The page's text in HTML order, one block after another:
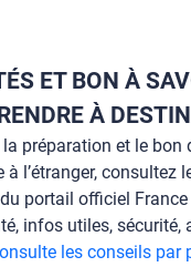
ET BON À
À
préparation et le bon
à l’étranger, consultez
portail officiel
infos utiles, sécurité,
les conseils par